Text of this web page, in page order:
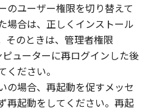
except as
permitted herein, and
sell, rent, lease,
to any third party the
not alter, translate or
language,
のユーザー権限を切り替えて
場合は、正しくインストール
そのときは、管理者権限
ューターに再ログインした後
ださい。
の場合、再起動を促すメッセ
再起動をしてください。再起